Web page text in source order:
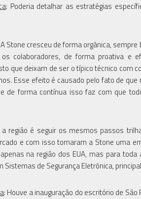
: Poderia detalhar as estratégias
Stone cresceu de forma orgânica,
colaboradores, de forma proativa e
que deixam de ser o típico técnico
Esse efeito é causado pelo fato de
de forma contínua isso faz com que
região é seguir os mesmos passos
e com isso tornaram a Stone uma
na região dos EUA, mas para
Sistemas de Segurança Eletrônica,
: Houve a inauguração do escritório de